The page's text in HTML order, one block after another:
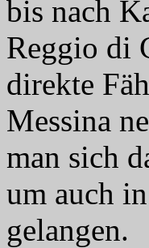
bis nach
Reggio di
direkte
Messina
man sich
um auch
gelangen.